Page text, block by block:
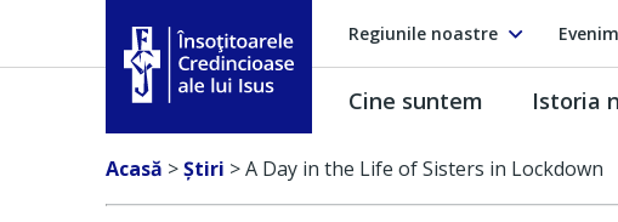
Regiunile noastre
Însoţitoarele Credincioase ale lui Isus
Cine suntem Istoria
Acasă >Ştiri >A Day in the Life of Sisters in Lockdown